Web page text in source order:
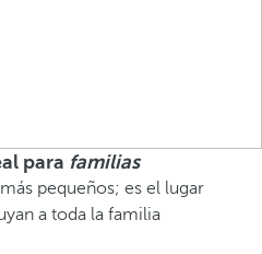
para familias
pequeños; es el lugar
a toda la familia